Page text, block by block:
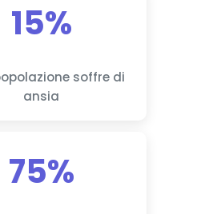
15%
soffre di
ansia
75%